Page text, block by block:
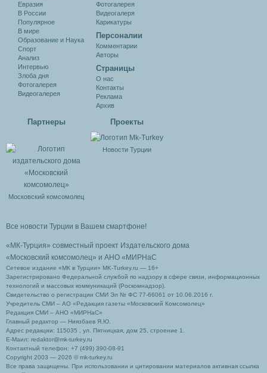
Евразия
В России
Популярное
В мире
Образование и Наука
Спорт
Анализ
Интервью
Злоба дня
Фотогалерея
Видеогалерея
Фотогалерея
Видеогалеря
Карикатуры
Персоналии
Комментарии
Авторы
Cтраницы
О нас
Контакты
Реклама
Архив
Партнеры
Московский комсомолец
Проекты
Новости Турции
Все новости Турции в Вашем смартфоне!
«МК-Турция» совместный проект Издательского дома
«Московский комсомолец» и АНО «МИРНаС
Сетевое издание «МК в Турции» MK-Turkey.ru — 16+
Зарегистрировано Федеральной службой по надзору в сфере связи, информационных
технологий и массовых коммуникаций (Роскомнадзор).
Свидетельство о регистрации СМИ Эл № ФС 77-66061 от 10.06.2016 г.
Учредитель СМИ – АО «Редакция газеты «Московский Комсомолец»
Редакция СМИ – АНО «МИРНаС»
Главный редактор — Ниязбаев Я.Ю.
Адрес редакции: 115035 , ул. Пятницкая, дом 25, строение 1.
Е-Маил: redaktor@mk-turkey.ru
Контактный телефон: +7 (499) 390-08-91
Copyright 2003 — 2026 © mk-turkey.ru
Все права защищены. При использовании и цитировании материалов активная ссылка